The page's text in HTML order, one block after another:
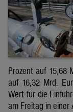
Prozent auf 15,68
auf 16,32 Mrd.
Wert für die
am Freitag in einer